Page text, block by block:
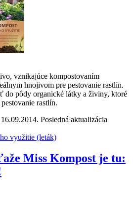
vznikajúce kompostovaním
hnojivom pre pestovanie rastlín.
do pôdy organické látky a živiny, ktoré
rastlín.
Posledná aktualizácia
využitie (leták)
Miss Kompost je tu: